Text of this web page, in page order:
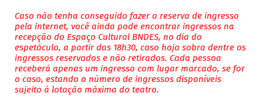
Caso não tenha conseguido fazer a reserva de ingresso
pela internet, você ainda pode encontrar ingressos na
recepção do Espaço Cultural BNDES, no dia do
espetáculo, a partir das 18h30, caso haja sobra dentre os
ingressos reservados e não retirados. Cada pessoa
receberá apenas um ingresso com lugar marcado, se for
o caso, estando o número de ingressos disponíveis
sujeito à lotação máxima do teatro.